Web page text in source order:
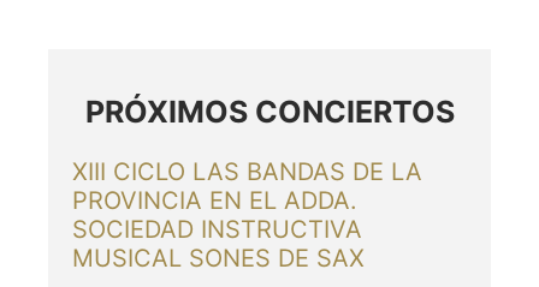
PRÓXIMOS CONCIERTOS
XIII CICLO LAS BANDAS DE LA
PROVINCIA EN EL ADDA.
SOCIEDAD INSTRUCTIVA
MUSICAL SONES DE SAX